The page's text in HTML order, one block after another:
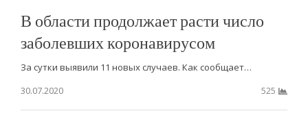
В области продолжает расти число
заболевших коронавирусом
За сутки выявили 11 новых случаев. Как сообщает…
30.07.2020
525